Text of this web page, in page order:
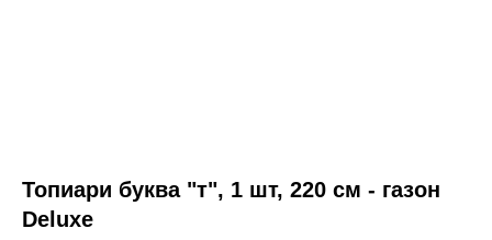
Топиари буква "т", 1 шт, 220 см - газон
Deluxe